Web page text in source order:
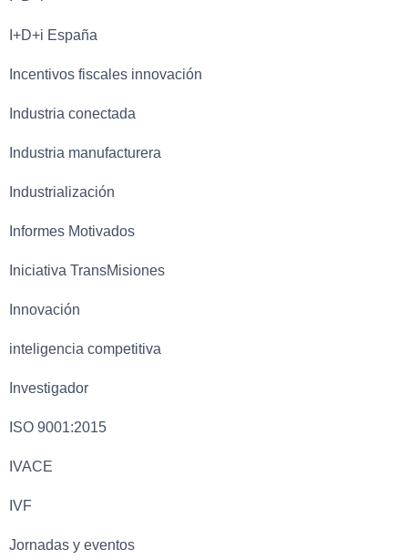
I+D+i España
Incentivos fiscales innovación
Industria conectada
Industria manufacturera
Industrialización
Informes Motivados
Iniciativa TransMisiones
Innovación
inteligencia competitiva
Investigador
ISO 9001:2015
IVACE
IVF
Jornadas y eventos